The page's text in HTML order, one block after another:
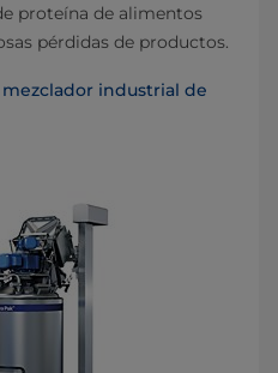
proteína de alimentos
pérdidas de productos.
industrial de